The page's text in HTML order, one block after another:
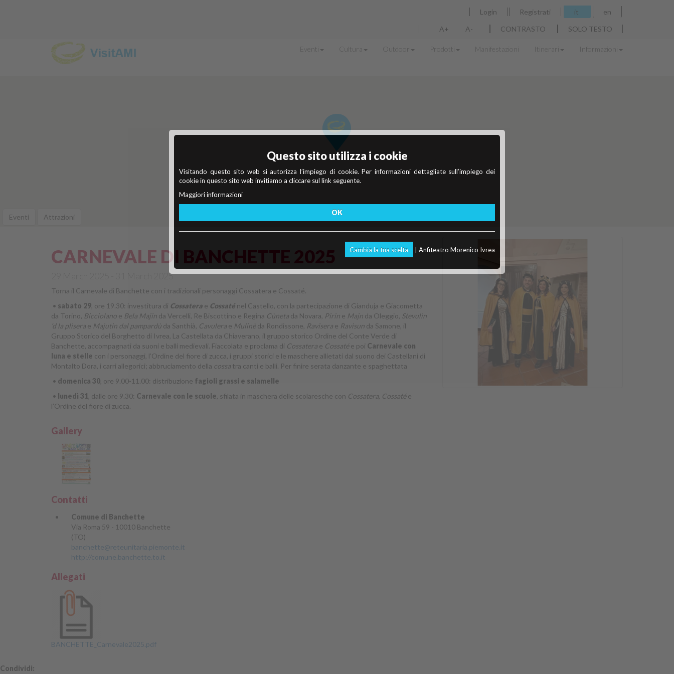
Login Registrati it
en
A+
A- CONTRASTO SOLO TESTO
Eventi Cultura Outdoor Prodotti Manifestazioni Itinerari Informazioni
CARNEVALE DI BANCHETTE 2025
29 March 2025 - 31 March 2025
Torna il Carnevale di Banchette con i tradizionali personaggi Cossatera e Cossaté.
• sabato 29 , ore 19.30: investitura di Cossatera e Cossaté nel Castello, con la partecipazione di Gianduja e Giacometta
da Torino, Bicciolano e Bela Majin da Vercelli, Re Biscottino e Regina Cùneta da Novara, Pirin e Majn da Oleggio, Stevulin
‘d la plisera e Majutin dal pampardù da Santhià, Cavulera e Mulinèda Rondissone, Ravisera e Ravisun da Samone, il
Gruppo Storico del Borghetto di Ivrea, La Castellata da Chiaverano, il gruppo storico Ordine del Conte Verde di
Banchette, accompagnati da suoni e balli medievali. Fiaccolata e proclama di Cossatera e Cossatée poi Carnevale con
luna e stelle con i personaggi, l’Ordine del fiore di zucca, i gruppi storici e le maschere allietati dal suono dei Castellani di
Montalto Dora, i carri allegorici; abbruciamento della cossa tra canti e balli. Per finire serata danzante e spaghettata
• domenica 30 , ore 9.00-11.00: distribuzione fagioli grassi e salamelle
• lunedì 31 , dalle ore 9.30: Carnevale con le scuole , sfilata in maschera delle scolaresche con Cossatera Cossatée
l’Ordine del fiore di zucca.
Gallery
Contatti
Comune di Banchette
Via Roma 59 - 10010 Banchette
(TO)
banchette@reteunitaria.piemonte.it
http://comune.banchette.to.it
Allegati
BANCHETTE_Carnevale2025.pdf
Condividi:
Questo sito utilizza i cookie
Visitando questo sito web si autorizza l’impiego di cookie. Per informazioni dettagliate sull’impiego dei
cookie in questo sito web invitiamo a cliccare sul link seguente.
Maggiori informazioni
OK
Cambia la tua scelta | Anfiteatro Morenico Ivrea